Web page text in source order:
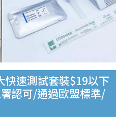
快速測試套裝$19以下
認可/通過歐盟標準/